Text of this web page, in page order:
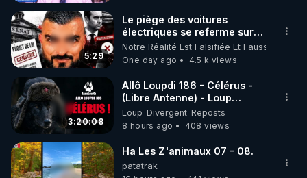
5:29
Le piège des voitures
électriques se referme sur
les usagers !
Notre Réalité Est Falsifiée Et Fausse
One day ago
4.5 k views
3:20:08
Allô Loupdi 186 - Célérus -
(Libre Antenne) - Loup
Divergent 2026.08.06
Loup_Divergent_Reposts
8 hours ago
408 views
Ha Les Z'animaux 07 - 08.
patatrak